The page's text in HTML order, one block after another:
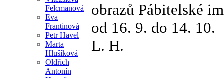
Felcmanová
Eva
Frantinová
Petr Havel
Marta
Hlušíková
Oldřich
Antonín
obrazů Pábitelské
od 16. 9. do 14. 10.
L. H.